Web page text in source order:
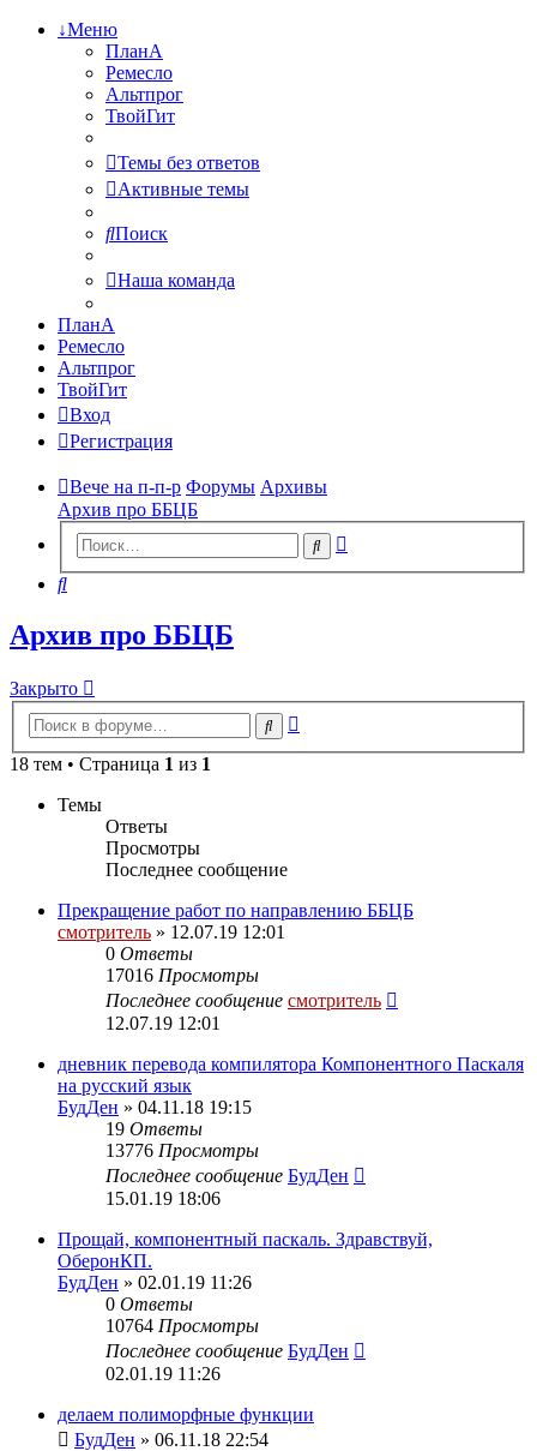
↓Меню
ПланА
Ремесло
Альтпрог
ТвойГит
Темы без ответов
Активные темы
Поиск
Наша команда
ПланА
Ремесло
Альтпрог
ТвойГит
Вход
Регистрация
Вече на п-п-р Форумы Архивы
Архив про ББЦБ
Поиск
Поиск
Архив про ББЦБ
Закрыто
Поиск
18 тем • Страница 1 из 1
Темы
Ответы
Просмотры
Последнее сообщение
Прекращение работ по направлению ББЦБ
смотритель » 12.07.19 12:01
0 Ответы
17016 Просмотры
Последнее сообщение смотритель
12.07.19 12:01
дневник перевода компилятора Компонентного Паскаля
на русский язык
БудДен » 04.11.18 19:15
19 Ответы
13776 Просмотры
Последнее сообщение БудДен
15.01.19 18:06
Прощай, компонентный паскаль. Здравствуй,
ОберонКП.
БудДен » 02.01.19 11:26
0 Ответы
10764 Просмотры
Последнее сообщение БудДен
02.01.19 11:26
делаем полиморфные функции
БудДен » 06.11.18 22:54